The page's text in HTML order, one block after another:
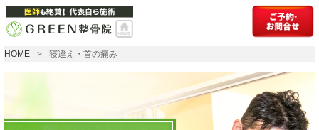
HOME 寝違え・首の痛み